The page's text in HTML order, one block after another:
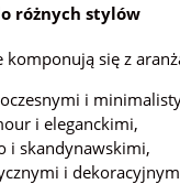
różnych stylów
komponują się z
i
i eleganckimi,
i skandynawskimi,
i